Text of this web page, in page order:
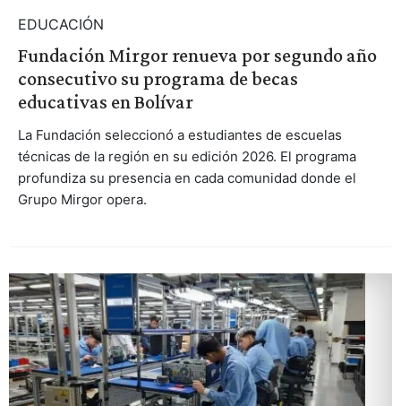
EDUCACIÓN
Fundación Mirgor renueva por segundo año
consecutivo su programa de becas
educativas en Bolívar
La Fundación seleccionó a estudiantes de escuelas
técnicas de la región en su edición 2026. El programa
profundiza su presencia en cada comunidad donde el
Grupo Mirgor opera.